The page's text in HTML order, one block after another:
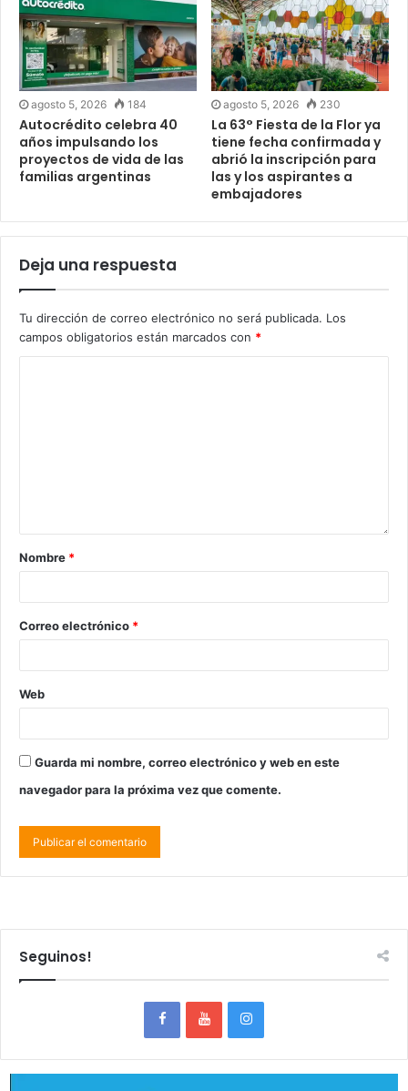
agosto 5, 2026 184
Autocrédito celebra 40
años impulsando los
proyectos de vida de las
familias argentinas
agosto 5, 2026 230
La 63° Fiesta de la Flor ya
tiene fecha confirmada y
abrió la inscripción para
las y los aspirantes a
embajadores
Deja una respuesta
Tu dirección de correo electrónico no será publicada. Los
campos obligatorios están marcados con *
Nombre *
Correo electrónico *
Web
Guarda mi nombre, correo electrónico y web en este
navegador para la próxima vez que comente.
Seguinos!